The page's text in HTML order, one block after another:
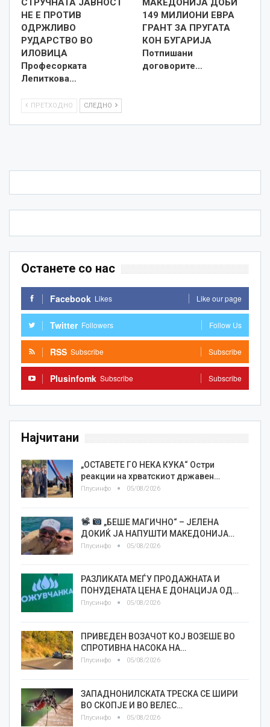
СТРУЧНАТА ЈАВНОСТ
НЕ Е ПРОТИВ
ОДРЖЛИВО
РУДАРСТВО ВО
ИЛОВИЦА
Професорката
Лепиткова…
МАКЕДОНИЈА ДОБИ
149 МИЛИОНИ ЕВРА
ГРАНТ ЗА ПРУГАТА
КОН БУГАРИЈА
Потпишани
договорите…
ПРЕТХОДНО СЛЕДНО
Останете со нас
Facebook Likes Like our page
Twitter Followers Follow Us
RSS Subscribe Subscribe
Plusinfomk Subscribe Subscribe
Најчитани
„ОСТАВЕТЕ ГО НЕКА КУКА“ Остри
реакции на хрватскиот државен…
Плусинфо 05/08/2026
„БЕШЕ МАГИЧНО“ – ЈЕЛЕНА
ДОКИЌ ЈА НАПУШТИ МАКЕДОНИЈА…
Плусинфо 05/08/2026
РАЗЛИКАТА МЕЃУ ПРОДАЖНАТА И
ПОНУДЕНАТА ЦЕНА Е ДОНАЦИЈА ОД…
Плусинфо 05/08/2026
ПРИВЕДЕН ВОЗАЧОТ КОЈ ВОЗЕШЕ ВО
СПРОТИВНА НАСОКА НА…
Плусинфо 05/08/2026
ЗАПАДНОНИЛСКАТА ТРЕСКА СЕ ШИРИ
ВО СКОПЈЕ И ВО ВЕЛЕС…
Плусинфо 05/08/2026